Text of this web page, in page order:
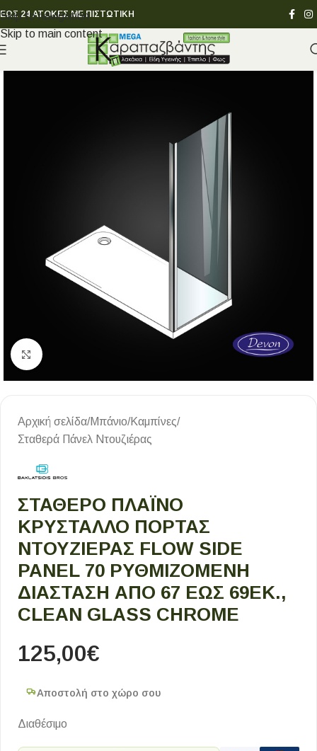
Skip to navigation
Skip to main content
ΕΩΣ 24 ΑΤΟΚΕΣ ΜΕ ΠΙΣΤΩΤΙΚΗ
Κλικ για μεγέθυνση
Αρχική σελίδα/Μπάνιο/Καμπίνες/
Σταθερά Πάνελ Ντουζιέρας
ΣΤΑΘΕΡΌ ΠΛΑΪΝΌ
ΚΡΎΣΤΑΛΛΟ ΠΌΡΤΑΣ
ΝΤΟΥΖΙΈΡΑΣ FLOW SIDE
PANEL 70 ΡΥΘΜΙΖΌΜΕΝΗ
ΔΙΆΣΤΑΣΗ ΑΠΌ 67 ΈΩΣ 69ΕΚ.,
CLEAN GLASS CHROME
125,00€
Αποστολή στο χώρο σου
Διαθέσιμο